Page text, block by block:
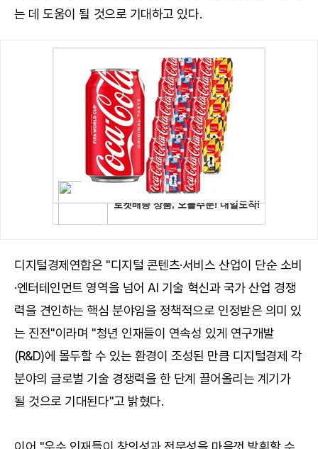
는 데 도움이 될 것으로 기대하고 있다.
디지털경제연합은 "디지털 콘텐츠·서비스 산업이 단순 소비
·엔터테인먼트 영역을 넘어 AI 기술 혁신과 국가 산업 경쟁
력을 견인하는 핵심 분야임을 정책적으로 인정받은 의미 있
는 진전"이라며 "청년 인재들이 연속성 있게 연구개발
(R&D)에 몰두할 수 있는 환경이 조성된 만큼 디지털경제 각
분야의 글로벌 기술 경쟁력을 한 단계 끌어올리는 계기가
될 것으로 기대된다"고 밝혔다.